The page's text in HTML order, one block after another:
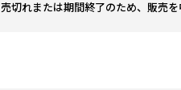
売切れまたは期間終了のため、販売を